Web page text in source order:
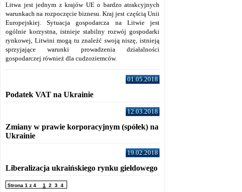
Litwa jest jednym z krajów UE o bardzo atrakcyjnych
warunkach na rozpoczęcie biznesu. Kraj jest częścią Unii
Europejskiej. Sytuacja gospodarcza na Litwie jest
ogólnie korzystna, istnieje stabilny rozwój gospodarki
rynkowej, Litwini mogą tu znaleźć swoją niszę, istnieją
sprzyjające warunki prowadzenia działalności
gospodarczej również dla cudzoziemców.
01.05.2018
Podatek VAT na Ukrainie
12.03.2018
Zmiany w prawie korporacyjnym (spółek) na
Ukrainie
19.02.2018
Liberalizacja ukraińskiego rynku giełdowego
Strona 1 z 4 1 2 3 4